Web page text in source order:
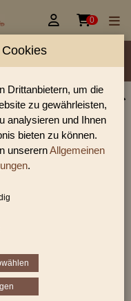
 0
Farbe
facettiert
zahlreich facettierte
und viele weiter
Kategorie:
Drittanbietern, um die
zu gewährleisten,
analysieren und Ihnen
bieten zu können.
unserernAllgemeinen
.